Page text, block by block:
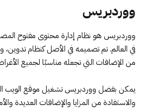
ووردبريس
ووردبريس هو نظام إدارة محتوى مفتوح
في العالم. تم تصميمه في الأصل كنظام تدوين،
من الإضافات التي تجعله مناسبًا لجميع
يمكن بفضل ووردبريس تشغيل موقع الويب
والاستفادة من المزايا والإضافات العديدة